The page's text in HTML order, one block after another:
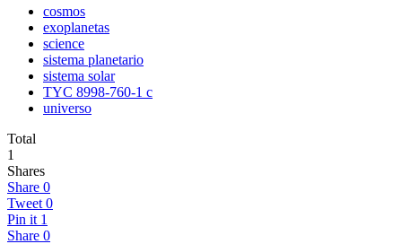
cosmos
exoplanetas
science
sistema planetario
sistema solar
TYC 8998-760-1 c
universo
Total
1
Shares
Share 0
Tweet 0
Pin it 1
Share 0